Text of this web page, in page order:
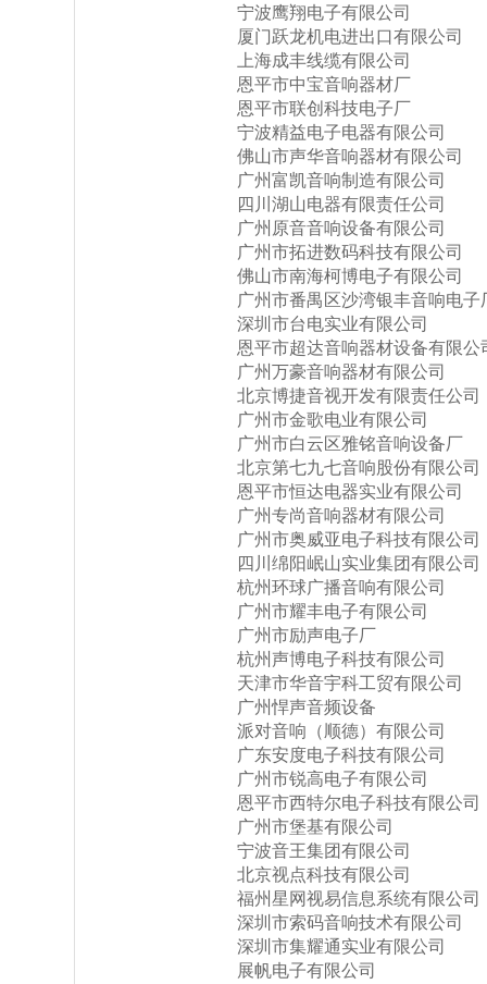
宁波鹰翔电子有限公司
厦门跃龙机电进出口有限公司
上海成丰线缆有限公司
恩平市中宝音响器材厂
恩平市联创科技电子厂
宁波精益电子电器有限公司
佛山市声华音响器材有限公司
广州富凯音响制造有限公司
四川湖山电器有限责任公司
广州原音音响设备有限公司
广州市拓进数码科技有限公司
佛山市南海柯博电子有限公司
广州市番禺区沙湾银丰音响电子
深圳市台电实业有限公司
恩平市超达音响器材设备有限公
广州万豪音响器材有限公司
北京博捷音视开发有限责任公司
广州市金歌电业有限公司
广州市白云区雅铭音响设备厂
北京第七九七音响股份有限公司
恩平市恒达电器实业有限公司
广州专尚音响器材有限公司
广州市奥威亚电子科技有限公司
四川绵阳岷山实业集团有限公司
杭州环球广播音响有限公司
广州市耀丰电子有限公司
广州市励声电子厂
杭州声博电子科技有限公司
天津市华音宇科工贸有限公司
广州悍声音频设备
派对音响（顺德）有限公司
广东安度电子科技有限公司
广州市锐高电子有限公司
恩平市西特尔电子科技有限公司
广州市堡基有限公司
宁波音王集团有限公司
北京视点科技有限公司
福州星网视易信息系统有限公司
深圳市索码音响技术有限公司
深圳市集耀通实业有限公司
展帆电子有限公司